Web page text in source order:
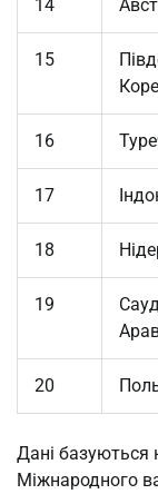
14
15
16
17
18
19
20
Дані базуються
Міжнародного